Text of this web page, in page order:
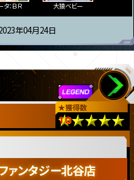
タ：ＢＲ 大猿ベビー
年04月24日
★獲得数
ァンタジー北谷店